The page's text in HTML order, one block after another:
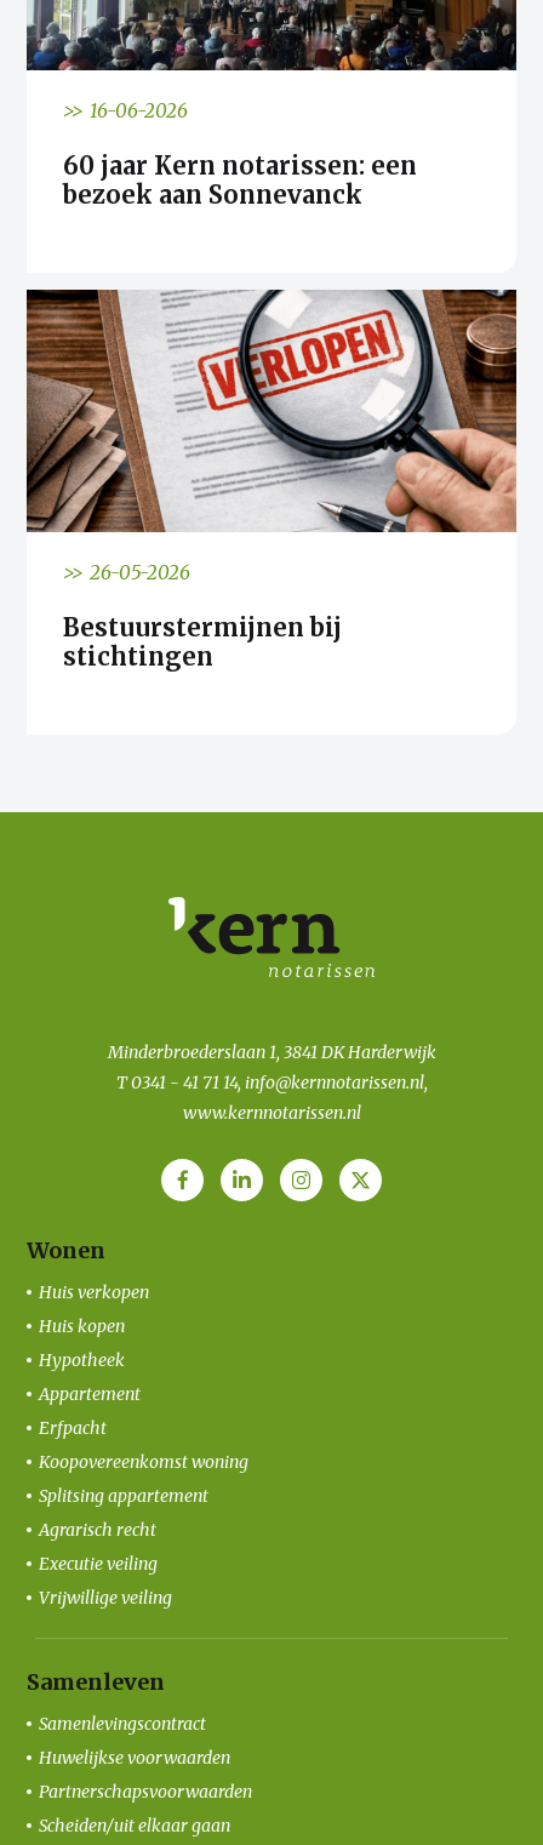
>> 16-06-2026
60 jaar Kern notarissen: een
bezoek aan Sonnevanck
>> 26-05-2026
Bestuurstermijnen bij
stichtingen
Minderbroederslaan 1, 3841 DK Harderwijk
T0341 - 41 71 14, info@kernnotarissen.nl,
www.kernnotarissen.nl
Wonen
Huis verkopen
Huis kopen
Hypotheek
Appartement
Erfpacht
Koopovereenkomst woning
Splitsing appartement
Agrarisch recht
Executie veiling
Vrijwillige veiling
Samenleven
Samenlevingscontract
Huwelijkse voorwaarden
Partnerschapsvoorwaarden
Scheiden/uit elkaar gaan